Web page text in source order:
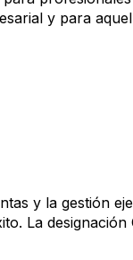
y para
y la gestión
La